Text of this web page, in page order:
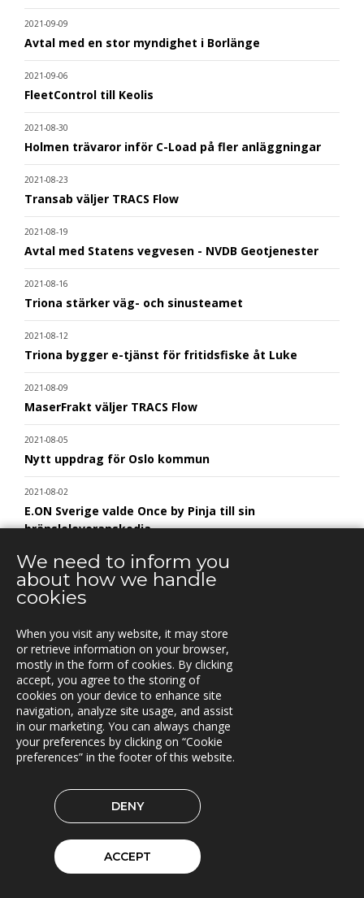
2021-09-09
Avtal med en stor myndighet i Borlänge
2021-09-06
FleetControl till Keolis
2021-08-30
Holmen trävaror inför C-Load på fler anläggningar
2021-08-23
Transab väljer TRACS Flow
2021-08-19
Avtal med Statens vegvesen - NVDB Geotjenester
2021-08-16
Triona stärker väg- och sinusteamet
2021-08-12
Triona bygger e-tjänst för fritidsfiske åt Luke
2021-08-09
MaserFrakt väljer TRACS Flow
2021-08-05
Nytt uppdrag för Oslo kommun
2021-08-02
E.ON Sverige valde Once by Pinja till sin
bränsleleveranskedja
2021-06-07
Fraktkedjan AB har driftsatt TRACS Flow
Beläggningssystem till Statens vegvesen
2021-04-12
Bergkvist siljan i insjön inför C-Load
2021-04-06
C-Load - utökat stöd för hållbara transporter
TRACS Flow i drift hos Söderhamns LBC
2021-03-15
Kunderna nöjda med Triona
2021-03-08
We need to inform you
about how we handle
cookies
When you visit any website, it may store
or retrieve information on your browser,
mostly in the form of cookies. By clicking
accept, you agree to the storing of
cookies on your device to enhance site
navigation, analyze site usage, and assist
in our marketing. You can always change
your preferences by clicking on “Cookie
preferences” in the footer of this website.
DENY
ACCEPT